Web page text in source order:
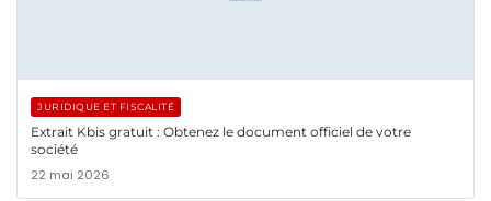
JURIDIQUE ET FISCALITÉ
Extrait Kbis gratuit : Obtenez le document officiel de votre
société
22 mai 2026